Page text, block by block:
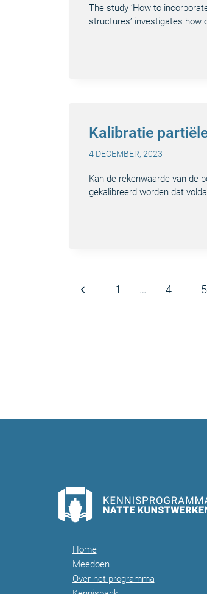
The study ‘How to
structures’ investigates
Kalibratie
4 DECEMBER, 2023
Kan de rekenwaarde van de
gekalibreerd worden dat
Paginanavigatie
Vorige
1 … 4 5
Home
Meedoen
Over het programma